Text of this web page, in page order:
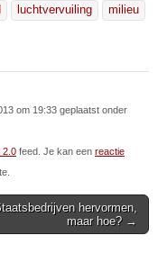
luchtvervuiling
milieu
om 19:33 geplaatst onder
2.0 feed. Je kan een reactie
hervormen,
maar hoe? →